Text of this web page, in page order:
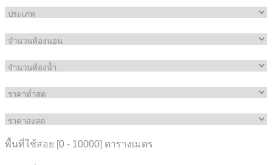
พื้นที่ใช้สอย [0 - 10000] ตารางเมตร